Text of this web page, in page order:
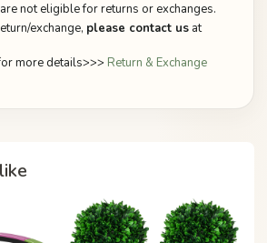
are not eligible for returns or exchanges.
exchange, please contact us at
more details>>> Return & Exchange